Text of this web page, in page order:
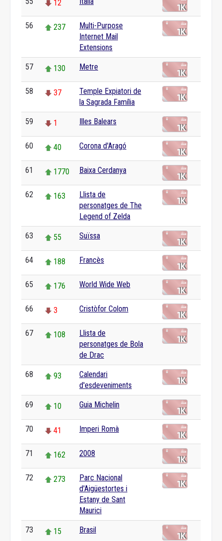
12
56 237
Multi-Purpose
Internet Mail
Extensions
57 130 Metre
58 37
Temple Expiatori de
la Sagrada Família
59 1 Illes Balears
60 40 Corona d'Aragó
61 1770 Baixa Cerdanya
62 163
Llista de
personatges de The
Legend of Zelda
63 55 Suïssa
64 188 Francès
65 176 World Wide Web
66 3 Cristòfor Colom
67 108
Llista de
personatges de Bola
de Drac
68 93
Calendari
d'esdeveniments
69 10 Guia Michelin
70 41 Imperi Romà
71 162 2008
72 273
Parc Nacional
d'Aigüestortes i
Estany de Sant
Maurici
73 15 Brasil